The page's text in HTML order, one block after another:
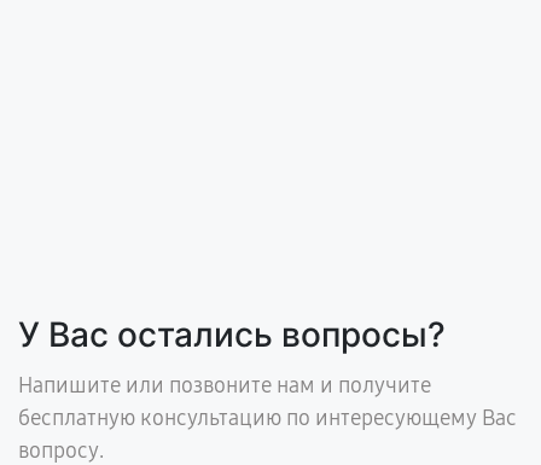
У Вас остались вопросы?
Напишите или позвоните нам и получите
бесплатную консультацию по интересующему Вас
вопросу.